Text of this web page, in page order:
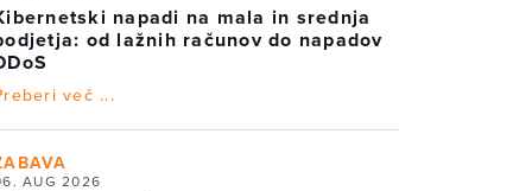
napadi na mala in srednja
od lažnih računov do napadov
več ...
AUG 2026